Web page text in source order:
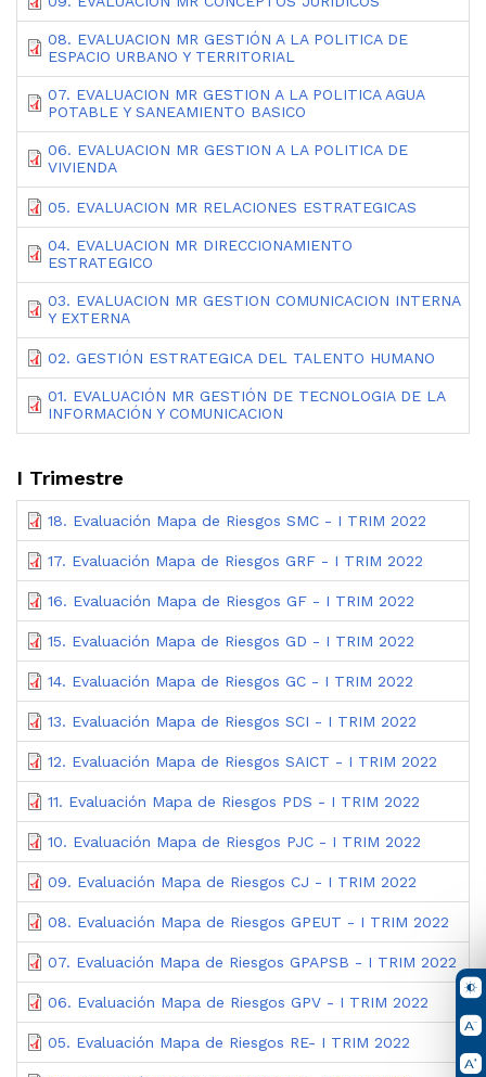
08. EVALUACION MR GESTIÓN A LA POLITICA DE
ESPACIO URBANO Y TERRITORIAL
07. EVALUACION MR GESTION A LA POLITICA AGUA
POTABLE Y SANEAMIENTO BASICO
06. EVALUACION MR GESTION A LA POLITICA DE
VIVIENDA
05. EVALUACION MR RELACIONES ESTRATEGICAS
04. EVALUACION MR DIRECCIONAMIENTO
ESTRATEGICO
03. EVALUACION MR GESTION COMUNICACION INTERNA
Y EXTERNA
02. GESTIÓN ESTRATEGICA DEL TALENTO HUMANO
01. EVALUACIÓN MR GESTIÓN DE TECNOLOGIA DE LA
INFORMACIÓN Y COMUNICACION
I Trimestre
18. Evaluación Mapa de Riesgos SMC - I TRIM 2022
17. Evaluación Mapa de Riesgos GRF - I TRIM 2022
16. Evaluación Mapa de Riesgos GF - I TRIM 2022
15. Evaluación Mapa de Riesgos GD - I TRIM 2022
14. Evaluación Mapa de Riesgos GC - I TRIM 2022
13. Evaluación Mapa de Riesgos SCI - I TRIM 2022
12. Evaluación Mapa de Riesgos SAICT - I TRIM 2022
11. Evaluación Mapa de Riesgos PDS - I TRIM 2022
10. Evaluación Mapa de Riesgos PJC - I TRIM 2022
09. Evaluación Mapa de Riesgos CJ - I TRIM 2022
08. Evaluación Mapa de Riesgos GPEUT - I TRIM 2022
07. Evaluación Mapa de Riesgos GPAPSB - I TRIM 2022
06. Evaluación Mapa de Riesgos GPV - I TRIM 2022
05. Evaluación Mapa de Riesgos RE- I TRIM 2022